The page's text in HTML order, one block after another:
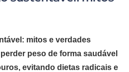
mitos e verdades
peso de forma saudável
evitando dietas radicais e